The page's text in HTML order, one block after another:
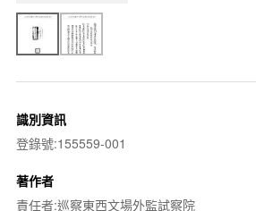
識別資訊
登錄號:155559-001
著作者
責任者:巡察東西文場外監試察院